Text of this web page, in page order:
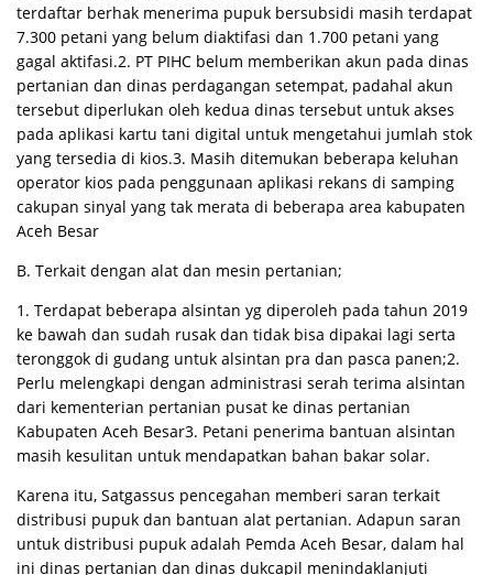
terdaftar berhak menerima pupuk bersubsidi masih terdapat
7.300 petani yang belum diaktifasi dan 1.700 petani yang
gagal aktifasi.2. PT PIHC belum memberikan akun pada dinas
pertanian dan dinas perdagangan setempat, padahal akun
tersebut diperlukan oleh kedua dinas tersebut untuk akses
pada aplikasi kartu tani digital untuk mengetahui jumlah stok
yang tersedia di kios.3. Masih ditemukan beberapa keluhan
operator kios pada penggunaan aplikasi rekans di samping
cakupan sinyal yang tak merata di beberapa area kabupaten
Aceh Besar
B. Terkait dengan alat dan mesin pertanian;
1. Terdapat beberapa alsintan yg diperoleh pada tahun 2019
ke bawah dan sudah rusak dan tidak bisa dipakai lagi serta
teronggok di gudang untuk alsintan pra dan pasca panen;2.
Perlu melengkapi dengan administrasi serah terima alsintan
dari kementerian pertanian pusat ke dinas pertanian
Kabupaten Aceh Besar3. Petani penerima bantuan alsintan
masih kesulitan untuk mendapatkan bahan bakar solar.
Karena itu, Satgassus pencegahan memberi saran terkait
distribusi pupuk dan bantuan alat pertanian. Adapun saran
untuk distribusi pupuk adalah Pemda Aceh Besar, dalam hal
ini dinas pertanian dan dinas dukcapil menindaklanjuti